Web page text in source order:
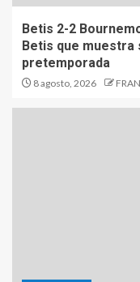
Betis 2-2
Betis que muestra
pretemporada
8 agosto, 2026